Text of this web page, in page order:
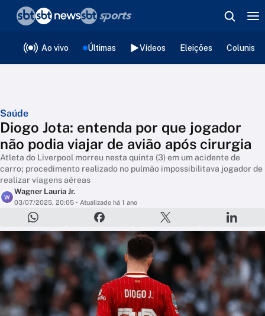
Ao vivo Últimas Vídeos Eleições
Saúde
Diogo Jota: entenda por que jogador
não podia viajar de avião após cirurgia
Atleta do Liverpool morreu nesta quinta (3) em um acidente de
carro; procedimento realizado no pulmão impossibilitava jogador de
realizar viagens aéreas
W
Wagner Lauria Jr.
03/07/2025, 20:05 • Atualizado há 1 ano
❮voltar
Editorias